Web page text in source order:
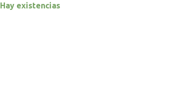
Hay existencias